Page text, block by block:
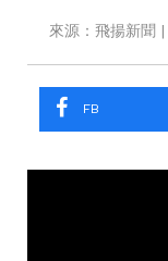
來源：飛揚新聞
FB